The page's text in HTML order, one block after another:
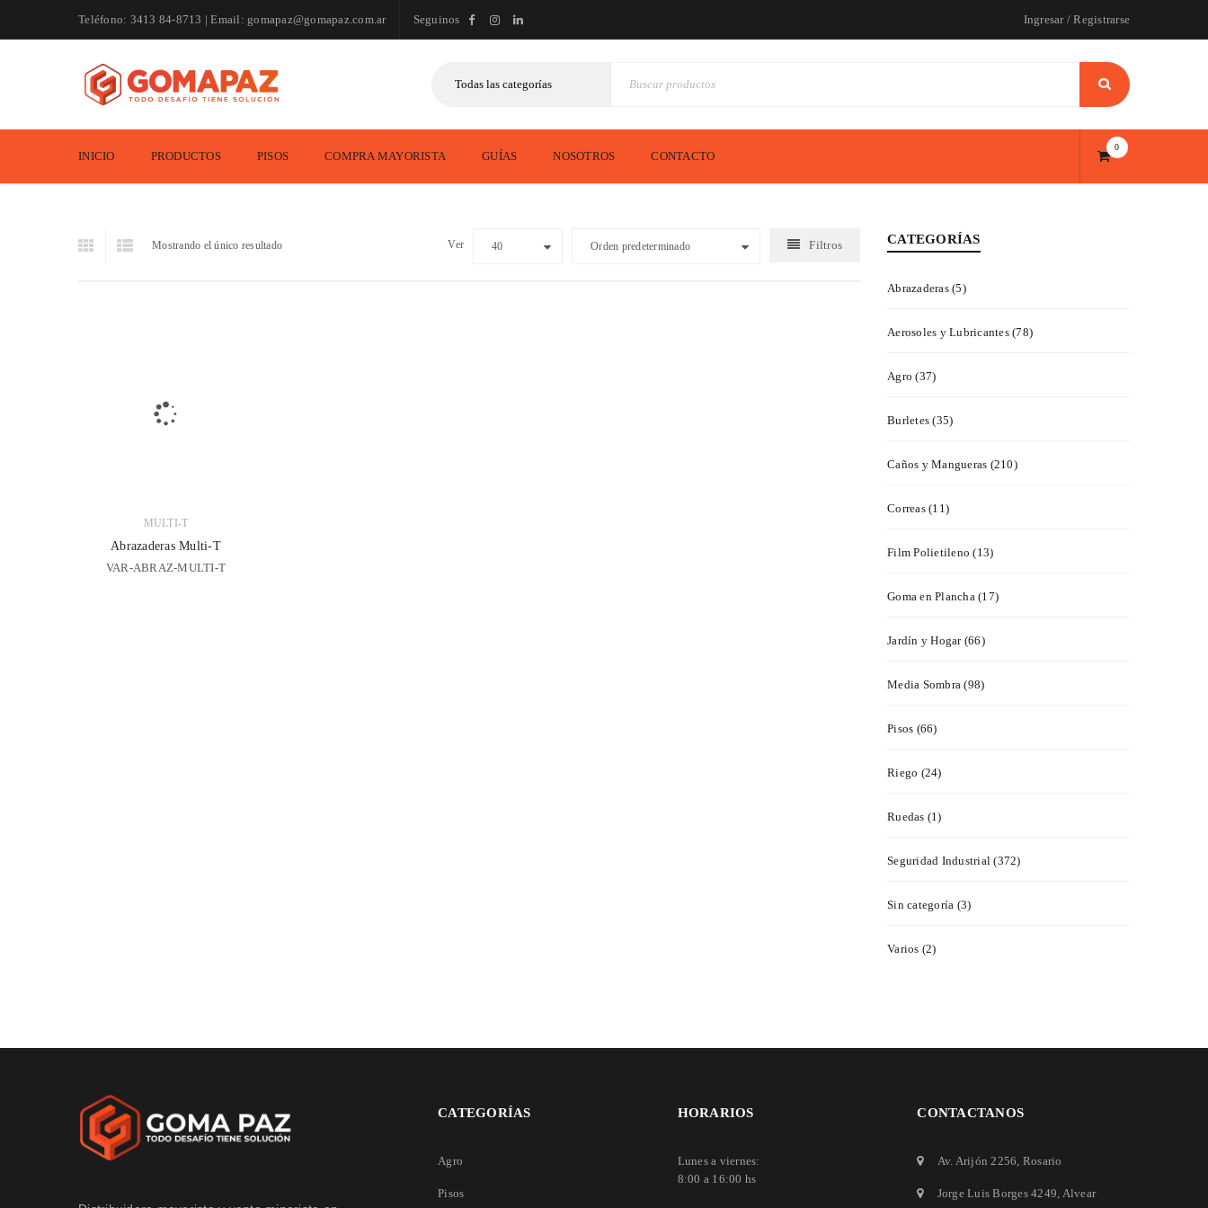
Teléfono: 3413 84-8713 | Email: gomapaz@gomapaz.com.ar Seguinos Ingresar/Registrarse
INICIO PRODUCTOS PISOS COMPRA MAYORISTA GUÍAS NOSOTROS CONTACTO
0
Mostrando el único resultado Filtros
Orden predeterminado
Ver 40
MULTI-T
Abrazaderas Multi-T
VAR-ABRAZ-MULTI-T
CATEGORÍAS
Abrazaderas (5)
Aerosoles y Lubricantes (78)
Agro (37)
Burletes (35)
Caños y Mangueras (210)
Correas (11)
Film Polietileno (13)
Goma en Plancha (17)
Jardín y Hogar (66)
Media Sombra (98)
Pisos (66)
Riego (24)
Ruedas (1)
Seguridad Industrial (372)
Sin categoría (3)
Varios (2)
CATEGORÍAS
Agro
Pisos
HORARIOS
Lunes a viernes:
8:00 a 16:00 hs
CONTACTANOS
Av. Arijón 2256, Rosario
Jorge Luis Borges 4249, Alvear